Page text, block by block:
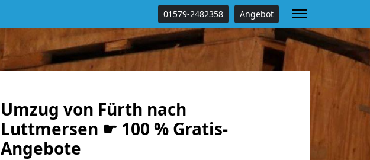
01579-2482358 Angebot
Umzug von Fürth nach
Luttmersen ☛ 100 % Gratis-
Angebote